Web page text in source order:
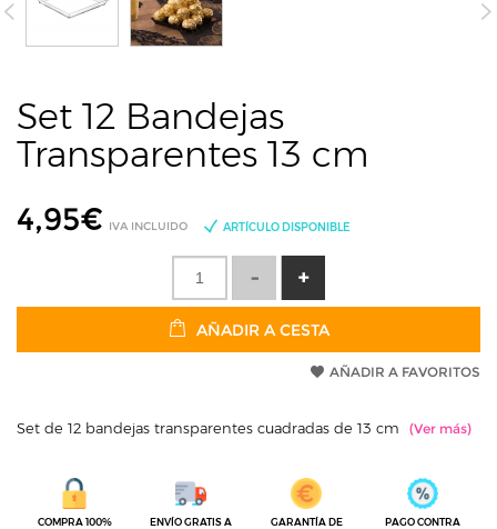
Set 12 Bandejas
Transparentes 13 cm
4,95€ IVA INCLUIDO ARTÍCULO DISPONIBLE
AÑADIR A CESTA
AÑADIR A FAVORITOS
Set de 12 bandejas transparentes cuadradas de 13 cm
COMPRA 100%
ENVÍO GRATIS A
GARANTÍA DE
PAGO CONTRA